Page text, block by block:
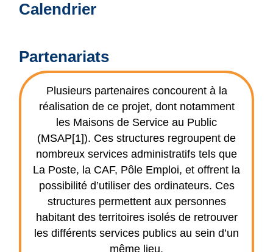
Calendrier
Partenariats
Plusieurs partenaires concourent à la
réalisation de ce projet, dont notamment
les Maisons de Service au Public
(MSAP[1]). Ces structures regroupent de
nombreux services administratifs tels que
La Poste, la CAF, Pôle Emploi, et offrent la
possibilité d’utiliser des ordinateurs. Ces
structures permettent aux personnes
habitant des territoires isolés de retrouver
les différents services publics au sein d’un
même lieu.